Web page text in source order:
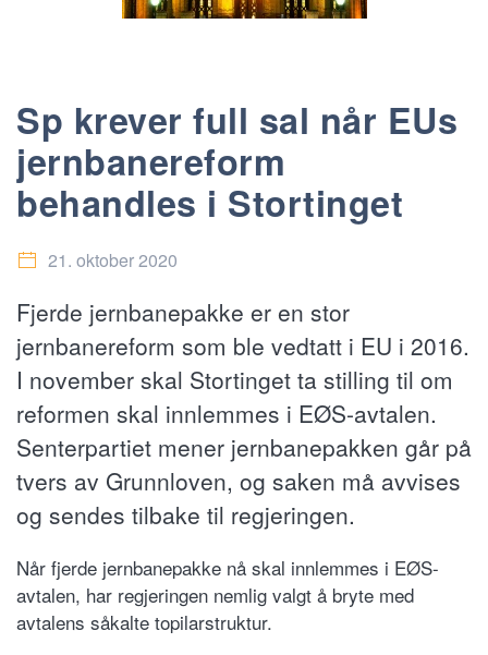
Sp krever full sal når EUs
jernbanereform
behandles i Stortinget
21. oktober 2020
Fjerde jernbanepakke er en stor
jernbanereform som ble vedtatt i EU i 2016.
I november skal Stortinget ta stilling til om
reformen skal innlemmes i EØS-avtalen.
Senterpartiet mener jernbanepakken går på
tvers av Grunnloven, og saken må avvises
og sendes tilbake til regjeringen.
Når fjerde jernbanepakke nå skal innlemmes i EØS-
avtalen, har regjeringen nemlig valgt å bryte med
avtalens såkalte topilarstruktur.